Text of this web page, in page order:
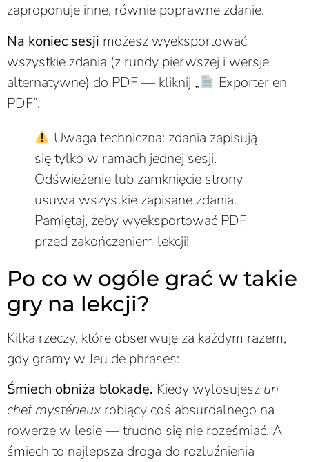
zaproponuje inne, równie poprawne zdanie.
Na koniec sesji możesz wyeksportować
wszystkie zdania (z rundy pierwszej i wersje
alternatywne) do PDF — kliknij „
Exporter en
PDF”.
Uwaga techniczna: zdania zapisują
się tylko w ramach jednej sesji.
Odświeżenie lub zamknięcie strony
usuwa wszystkie zapisane zdania.
Pamiętaj, żeby wyeksportować PDF
przed zakończeniem lekcji!
Po co w ogóle grać w takie
gry na lekcji?
Kilka rzeczy, które obserwuję za każdym razem,
gdy gramy w Jeu de phrases:
Śmiech obniża blokadę. Kiedy wylosujesz un
chef mystérieux robiący coś absurdalnego na
rowerze w lesie — trudno się nie roześmiać. A
śmiech to najlepsza droga do rozluźnienia